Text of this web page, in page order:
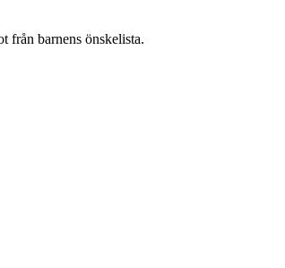
från barnens önskelista.